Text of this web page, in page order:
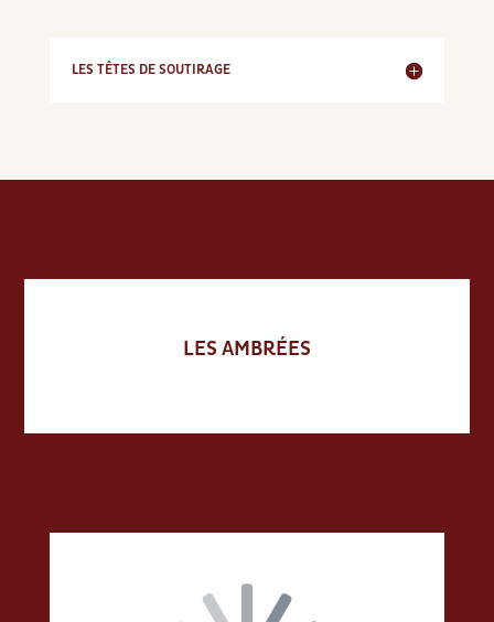
LES TÊTES DE SOUTIRAGE
LES AMBRÉES